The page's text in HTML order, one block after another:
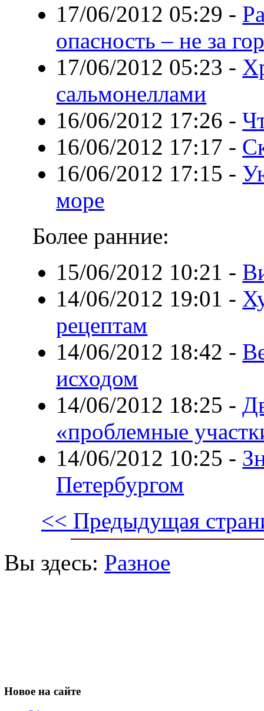
17/06/2012 05:29 -
опасность – не за
17/06/2012 05:23 -
сальмонеллами
16/06/2012 17:26 -
16/06/2012 17:17 -
16/06/2012 17:15 -
море
Более ранние:
15/06/2012 10:21 -
14/06/2012 19:01 -
рецептам
14/06/2012 18:42 -
исходом
14/06/2012 18:25 -
«проблемные
14/06/2012 10:25 -
Петербургом
<< Предыдущая
Вы здесь: Разное
Новое на сайте